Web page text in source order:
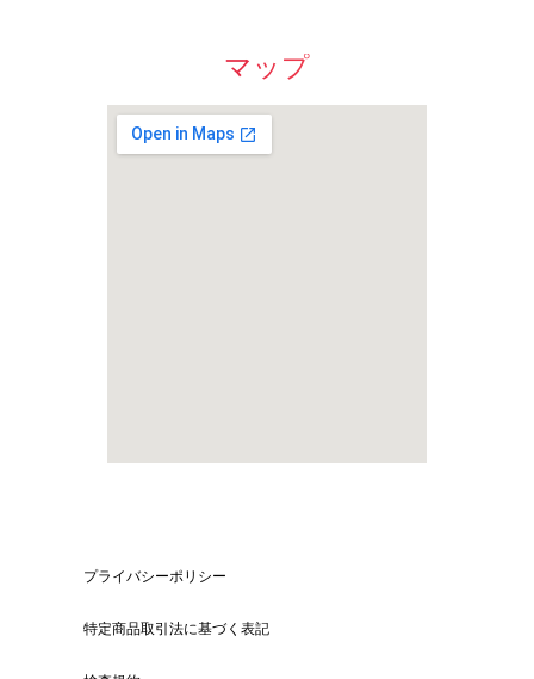
マップ
プライバシーポリシー
特定商品取引法に基づく表記